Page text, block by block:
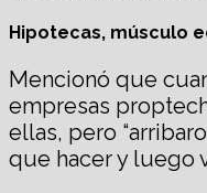
Hipotecas, músculo
Mencionó que
empresas
ellas, pero
que hacer y luego